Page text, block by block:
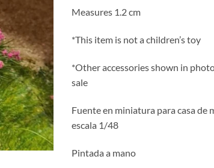
Measures 1.2 cm
*This item is not a children’s toy
*Other accessories shown in
sale
Fuente en miniatura para casa de
escala 1/48
Pintada a mano